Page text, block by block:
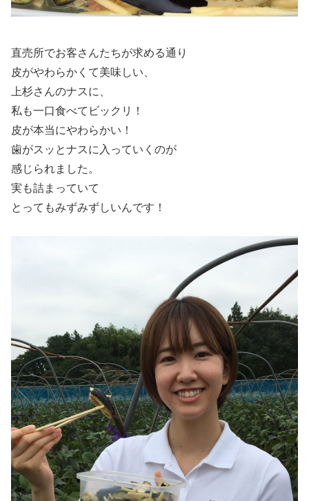
直売所でお客さんたちが求める通り
皮がやわらかくて美味しい、
上杉さんのナスに、
私も一口食べてビックリ！
皮が本当にやわらかい！
歯がスッとナスに入っていくのが
感じられました。
実も詰まっていて
とってもみずみずしいんです！